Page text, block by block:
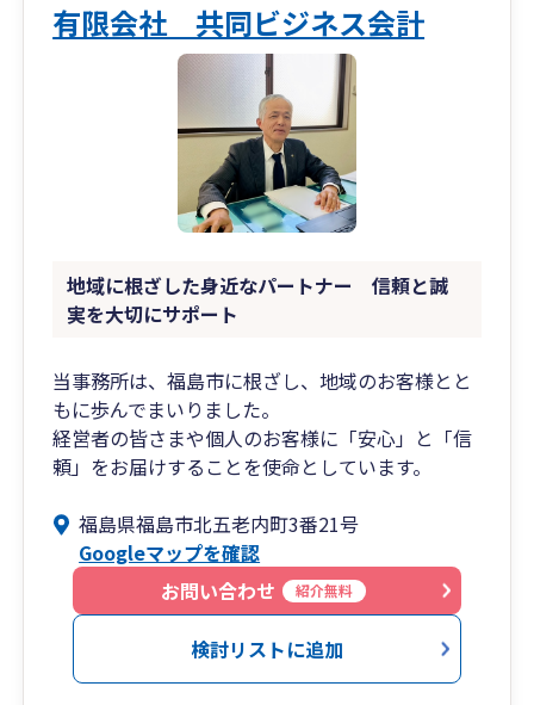
有限会社 共同ビジネス会計
地域に根ざした身近なパートナー 信頼と誠
実を大切にサポート
当事務所は、福島市に根ざし、地域のお客様とと
もに歩んでまいりました。
経営者の皆さまや個人のお客様に「安心」と「信
頼」をお届けすることを使命としています。
福島県福島市北五老内町3番21号
Googleマップを確認
お問い合わせ
紹介無料
検討リストに追加